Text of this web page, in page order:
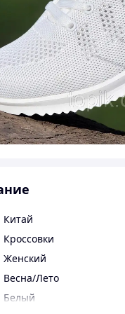
Китай
Кроссовки
Женский
Весна/Лето
Белый